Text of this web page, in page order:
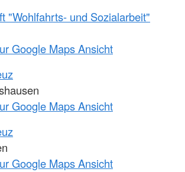
"Wohlfahrts- und Sozialarbeit"
Google Maps Ansicht
Google Maps Ansicht
Google Maps Ansicht